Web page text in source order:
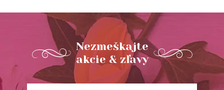
Nezmeškajte
akcie & zľavy